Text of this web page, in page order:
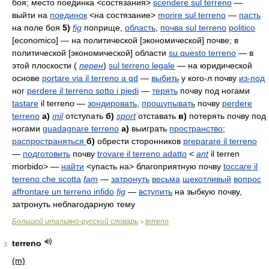
боя; место поединка <состязания> scendere sul terreno —
выйти на поединок <на состязание> morire sul terreno — пасть
на поле боя 5) fig поприще, область почва sul terreno politico
[economico] — на политической [экономической] почве; в
политической [экономической] области su questo terreno — в
этой плоскости ( перен) sul terreno legale — на юридической
основе portare via il terreno a qd — выбить у кого-л почву из-под
ног perdere il terreno sotto i piedi — терять почву под ногами
tastare il terreno — зондировать прощупывать почву perdere
terreno а) mil отступать б) sport отставать в) потерять почву под
ногами guadagnare terreno а) выиграть пространство;
распространяться б) обрести сторонников preparare il terreno
— подготовить почву trovare il terreno adatto < ant il terren
morbido> — найти <упасть на> благоприятную почву toccare il
terreno che scotta fam — затронуть весьма щекотливый вопрос
affrontare un terreno infido fig — вступить на зыбкую почву,
затронуть неблагодарную тему
Большой итальяно-русский словарь > terreno
3
terreno
(m)